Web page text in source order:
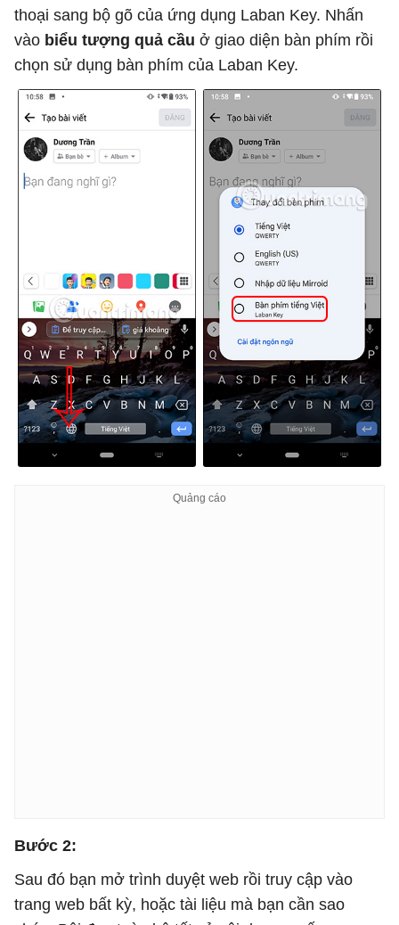
thoại sang bộ gõ của ứng dụng Laban Key. Nhấn
vào biểu tượng quả cầu ở giao diện bàn phím rồi
chọn sử dụng bàn phím của Laban Key.
Bước 2:
Sau đó bạn mở trình duyệt web rồi truy cập vào
trang web bất kỳ, hoặc tài liệu mà bạn cần sao